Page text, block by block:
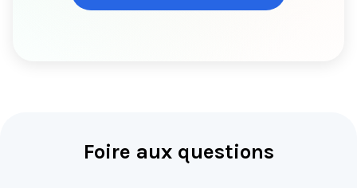
Foire aux questions